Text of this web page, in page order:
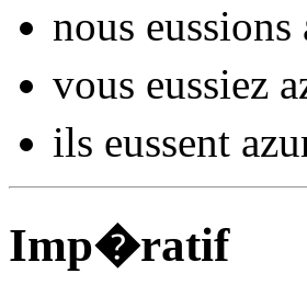
nous eussions
vous eussiez
ils eussent
Imp�ratif